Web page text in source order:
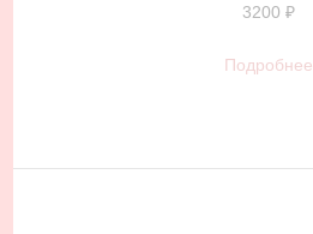
3200 ₽
Подробнее